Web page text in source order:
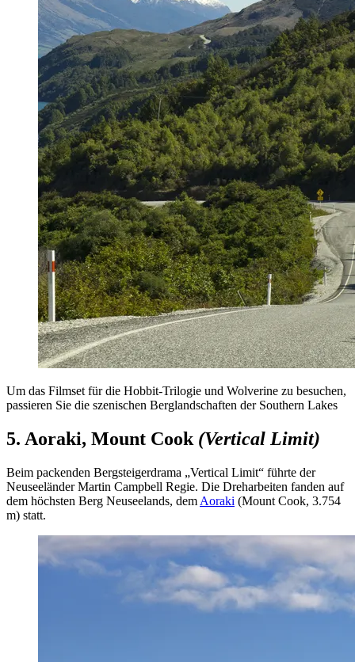
Um das Filmset für die Hobbit-Trilogie und Wolverine zu besuchen,
passieren Sie die szenischen Berglandschaften der Southern Lakes
5. Aoraki, Mount Cook (Vertical Limit)
Beim packenden Bergsteigerdrama „Vertical Limit“ führte der
Neuseeländer Martin Campbell Regie. Die Dreharbeiten fanden auf
dem höchsten Berg Neuseelands, dem Aoraki (Mount Cook, 3.754
m) statt.